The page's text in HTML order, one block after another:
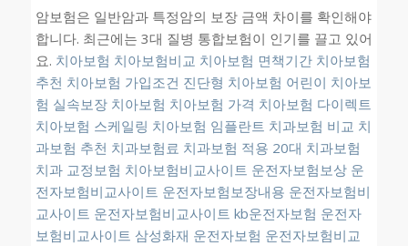
암보험은 일반암과 특정암의 보장 금액 차이를 확인해야
합니다. 최근에는 3대 질병 통합보험이 인기를 끌고 있어
요. 치아보험 치아보험비교 치아보험 면책기간 치아보험
추천 치아보험 가입조건 진단형 치아보험 어린이 치아보
험 실속보장 치아보험 치아보험 가격 치아보험 다이렉트
치아보험 스케일링 치아보험 임플란트 치과보험 비교 치
과보험 추천 치과보험료 치과보험 적용 20대 치과보험
치과 교정보험 치아보험비교사이트 운전자보험보상 운
전자보험비교사이트 운전자보험보장내용 운전자보험비
교사이트 운전자보험비교사이트 kb운전자보험 운전자
보험비교사이트 삼성화재 운전자보험 운전자보험비교